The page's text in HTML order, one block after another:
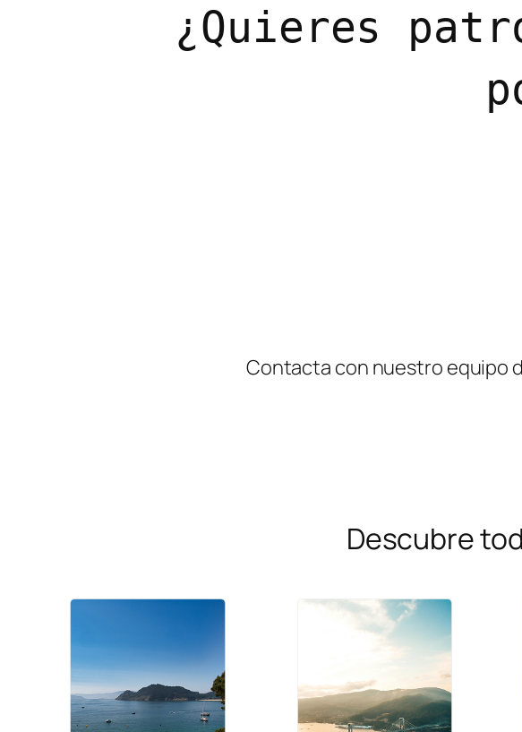
¿Quieres
Contacta con nuestro equipo
Descubre